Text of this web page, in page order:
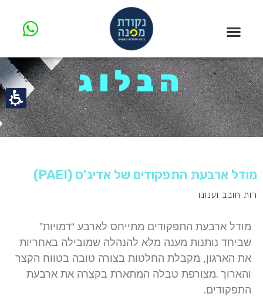
הבלוג
מודל ארבעת התפקודים של אדיג’ס (PAEI)
רות חובב וענונו
מודל ארבעת התפקודים מתייחס לארבע “דמויות”
שביחד נותנות מענה מלא להנהלה שמובילה באחריות
את הארגון, מקבלת החלטות בצורה טובה בטווח הקצר
והארוך .מצורפת טבלה המתארת בקצרה את ארבעת
התפקודים.